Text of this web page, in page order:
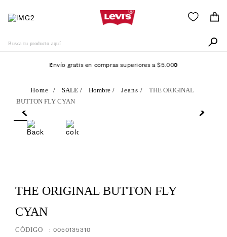
Envío gratis en compras superiores a $5.000
SALE Hombre Jeans
THE ORIGINAL
BUTTON FLY CYAN
THE ORIGINAL BUTTON FLY
CYAN
:0050135310
Términos Más Buscados
.
511
510
. campera
. 726